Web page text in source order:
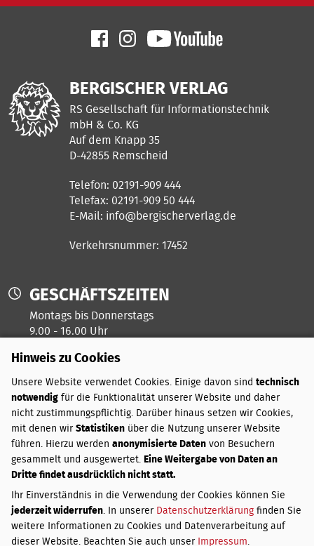
BERGISCHER VERLAG
RS Gesellschaft für Informationstechnik
mbH & Co. KG
Auf dem Knapp 35
D-42855 Remscheid
Telefon: 02191-909 444
Telefax: 02191-909 50 444
E-Mail: info@bergischerverlag.de
Verkehrsnummer: 17452
GESCHÄFTSZEITEN
Montags bis Donnerstags
9.00 - 16.00 Uhr
Freitags ist unser Kreativtag
ZAHLUNGSARTEN
PayPal
Vorkasse
VERSANDKOSTEN
Innerhalb Deutschlands:
Bis 3 kg
3,50 €
Hinweis zu Cookies
Unsere Website verwendet Cookies. Einige davon sind technisch
notwendig für die Funktionalität unserer Website und daher
nicht zustimmungspflichtig. Darüber hinaus setzen wir Cookies,
mit denen wir Statistiken über die Nutzung unserer Website
führen. Hierzu werden anonymisierte Daten von Besuchern
gesammelt und ausgewertet. Eine Weitergabe von Daten an
Dritte findet ausdrücklich nicht statt.
Ihr Einverständnis in die Verwendung der Cookies können Sie
jederzeit widerrufen. In unserer Datenschutzerklärung finden Sie
weitere Informationen zu Cookies und Datenverarbeitung auf
dieser Website. Beachten Sie auch unser Impressum.